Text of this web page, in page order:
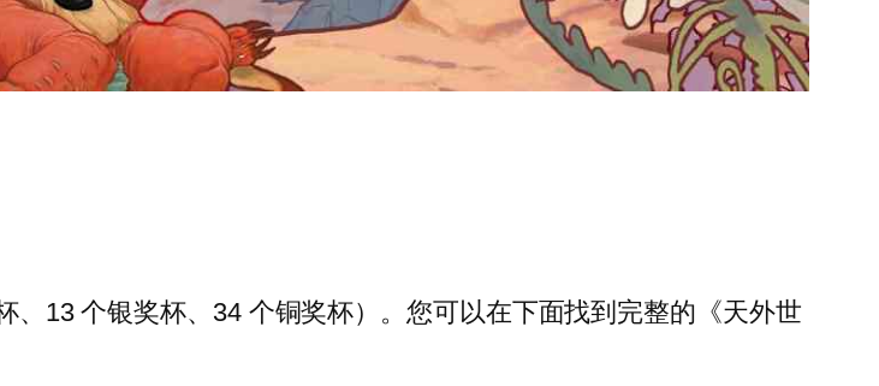
、13 个银奖杯、34 个铜奖杯）。您可以在下面找到完整的《天外世